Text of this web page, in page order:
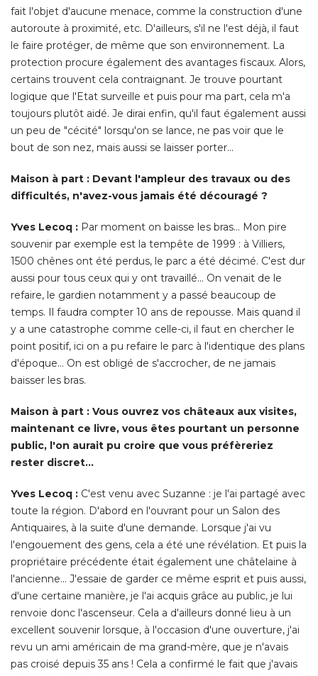
certains trouvent cela contraignant. Je trouve pourtant
logique que l'Etat surveille et puis pour ma part, cela m'a
toujours plutôt aidé. Je dirai enfin, qu'il faut également aussi
un peu de "cécité" lorsqu'on se lance, ne pas voir que le
bout de son nez, mais aussi se laisser porter...
Maison à part : Devant l'ampleur des travaux ou des
difficultés, n'avez-vous jamais été découragé ?
souvenir par exemple est la tempête de 1999 : à Villiers,
1500 chênes ont été perdus, le parc a été décimé. C'est dur
refaire, le gardien notamment y a passé beaucoup de
temps. Il faudra compter 10 ans de repousse. Mais quand il
y a une catastrophe comme celle-ci, il faut en chercher le
point positif, ici on a pu refaire le parc à l'identique des plans
d'époque... On est obligé de s'accrocher, de ne jamais
baisser les bras.
Maison à part : Vous ouvrez vos châteaux aux visites,
maintenant ce livre, vous êtes pourtant un personne
public, l'on aurait pu croire que vous préfèreriez
Yves Lecoq : C'est venu avec Suzanne : je l'ai partagé avec
toute la région. D'abord en l'ouvrant pour un Salon des
Antiquaires, à la suite d'une demande. Lorsque j'ai vu
propriétaire précédente était également une châtelaine à
l'ancienne... J'essaie de garder ce même esprit et puis aussi,
d'une certaine manière, je l'ai acquis grâce au public, je lui
renvoie donc l'ascenseur. Cela a d'ailleurs donné lieu à un
excellent souvenir lorsque, à l'occasion d'une ouverture, j'ai
revu un ami américain de ma grand-mère, que je n'avais
pas croisé depuis 35 ans ! Cela a confirmé le fait que j'avais
raison. Et puis les visiteurs ne savent pas forcément qui est
le propriétaire du château qu'ils arpentent, cela peut donner
lieu à des surprises ! Il arrive qu'il y ait des curieux, mais la
plupart sont des passionnés de châteaux.